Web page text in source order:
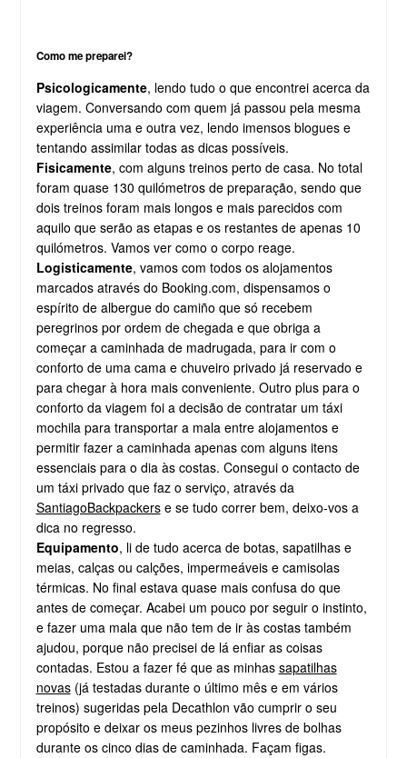
Como me preparei?
Psicologicamente, lendo tudo o que encontrei acerca da
viagem. Conversando com quem já passou pela mesma
experiência uma e outra vez, lendo imensos blogues e
tentando assimilar todas as dicas possíveis.
Fisicamente, com alguns treinos perto de casa. No total
foram quase 130 quilómetros de preparação, sendo que
dois treinos foram mais longos e mais parecidos com
aquilo que serão as etapas e os restantes de apenas 10
quilómetros. Vamos ver como o corpo reage.
Logisticamente, vamos com todos os alojamentos
marcados através do Booking.com, dispensamos o
espírito de albergue do camiño que só recebem
peregrinos por ordem de chegada e que obriga a
começar a caminhada de madrugada, para ir com o
conforto de uma cama e chuveiro privado já reservado e
para chegar à hora mais conveniente. Outro plus para o
conforto da viagem foi a decisão de contratar um táxi
mochila para transportar a mala entre alojamentos e
permitir fazer a caminhada apenas com alguns itens
essenciais para o dia às costas. Consegui o contacto de
um táxi privado que faz o serviço, através da
SantiagoBackpackerse se tudo correr bem, deixo-vos a
dica no regresso.
Equipamento, li de tudo acerca de botas, sapatilhas e
meias, calças ou calções, impermeáveis e camisolas
térmicas. No final estava quase mais confusa do que
antes de começar. Acabei um pouco por seguir o instinto,
e fazer uma mala que não tem de ir às costas também
ajudou, porque não precisei de lá enfiar as coisas
contadas. Estou a fazer fé que as minhas sapatilhas
novas(já testadas durante o último mês e em vários
treinos) sugeridas pela Decathlon vão cumprir o seu
propósito e deixar os meus pezinhos livres de bolhas
durante os cinco dias de caminhada. Façam figas.